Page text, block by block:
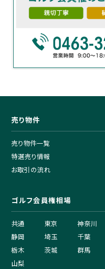
売り物件
売り物件一覧
特選売り情報
お取引の流れ
ゴルフ会員権相場
共通 東京
神奈川
静岡
埼玉
千葉
栃木
茨城
群馬
山梨